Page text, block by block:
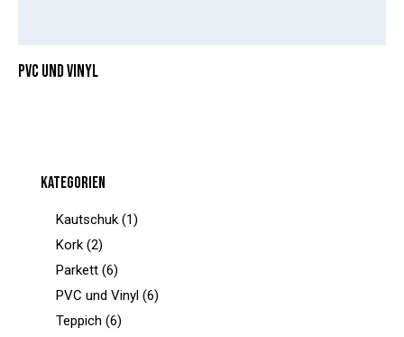
PVC UND VINYL
KATEGORIEN
Kautschuk (1)
Kork (2)
Parkett (6)
PVC und Vinyl (6)
Teppich (6)